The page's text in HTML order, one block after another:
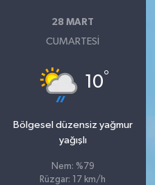
28 MART
CUMARTESI
10°
Bölgesel düzensiz yağmur
yağışlı
Nem: %79
Rüzgar: 17 km/h